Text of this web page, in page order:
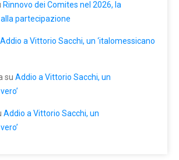
Rinnovo dei Comites nel 2026, la
partecipazione
Addio a Vittorio Sacchi, un ‘italomessicano
su Addio a Vittorio Sacchi, un
Addio a Vittorio Sacchi, un